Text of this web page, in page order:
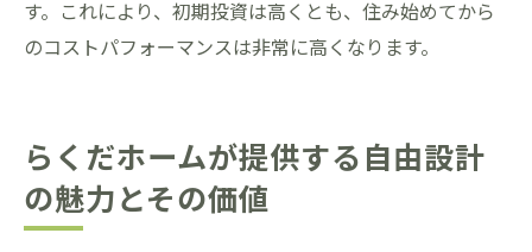
す。これにより、初期投資は高くとも、住み始めてから
のコストパフォーマンスは非常に高くなります。
らくだホームが提供する自由設計
の魅力とその価値